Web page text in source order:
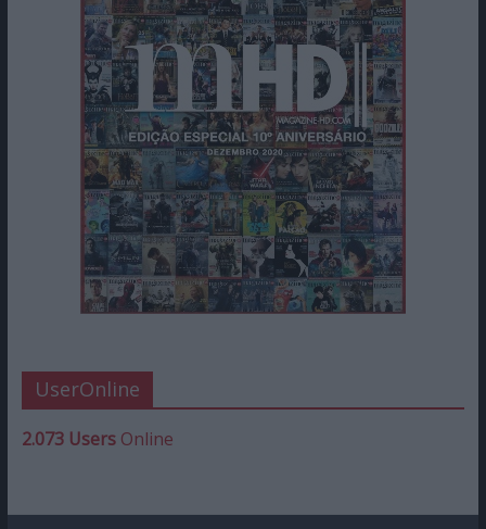
UserOnline
2.073 UsersOnline